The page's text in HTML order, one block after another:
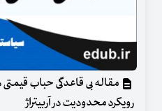
مقاله بی قاعدگی حباب قیمتی
رویکرد محدودیت در آربیتراژ